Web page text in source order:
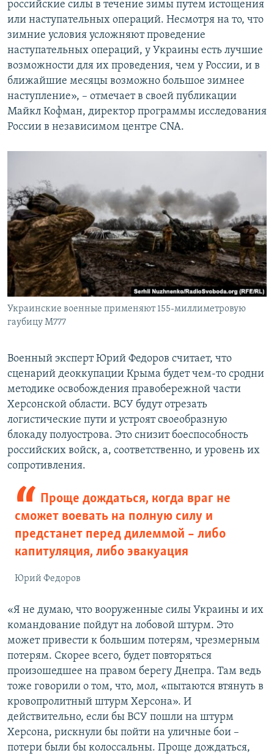
российские силы в течение зимы путем истощения
или наступательных операций. Несмотря на то, что
зимние условия усложняют проведение
наступательных операций, у Украины есть лучшие
возможности для их проведения, чем у России, и в
ближайшие месяцы возможно большое зимнее
наступление», – отмечает в своей публикации
Майкл Кофман, директор программы исследования
России в независимом центре CNA.
Украинские военные применяют 155-миллиметровую
гаубицу М777
Военный эксперт Юрий Федоров считает, что
сценарий деоккупации Крыма будет чем-то сродни
методике освобождения правобережной части
Херсонской области. ВСУ будут отрезать
логистические пути и устроят своеобразную
блокаду полуострова. Это снизит боеспособность
российских войск, а, соответственно, и уровень их
сопротивления.
Проще дождаться, когда враг не
сможет воевать на полную силу и
предстанет перед дилеммой – либо
капитуляция, либо эвакуация
Юрий Федоров
«Я не думаю, что вооруженные силы Украины и их
командование пойдут на лобовой штурм. Это
может привести к большим потерям, чрезмерным
потерям. Скорее всего, будет повторяться
произошедшее на правом берегу Днепра. Там ведь
тоже говорили о том, что, мол, «пытаются втянуть в
кровопролитный штурм Херсона». И
действительно, если бы ВСУ пошли на штурм
Херсона, рискнули бы пойти на уличные бои –
потери были бы колоссальны. Проще дождаться,